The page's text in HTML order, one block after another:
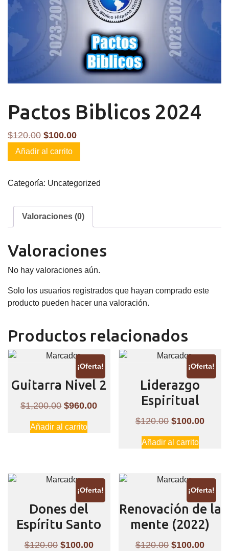
Pactos Biblicos 2024
$120.00 El
precio
original
$120.00.
$100.00El
actual
$100.00.
Pactos
Biblicos
cantidad
Añadir al carrito
Categoría: Uncategorized
Valoraciones (0)
Valoraciones
No hay valoraciones aún.
Solo los usuarios registrados que hayan comprado este
producto pueden hacer una valoración.
Productos relacionados
¡Oferta!
Guitarra Nivel 2
$1,200.00 El
precio
original
$960.00El
Añadir al carrito
¡Oferta!
Liderazgo
Espiritual
$120.00 El
precio
original
$120.00.
$100.00El
Añadir al carrito
¡Oferta!
Dones del
Espíritu Santo
$120.00 El
$100.00El
¡Oferta!
Renovación de la
mente (2022)
$120.00 El
$100.00El